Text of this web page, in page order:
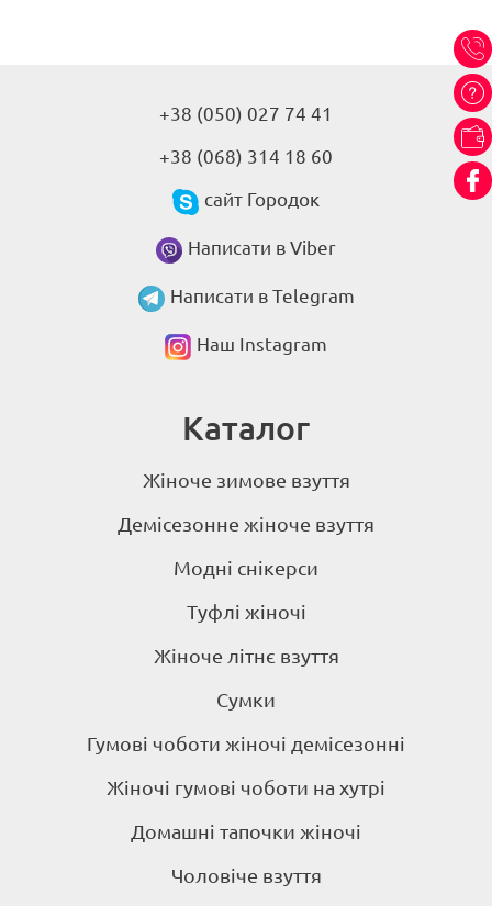
+38 (050) 027 74 41
+38 (068) 314 18 60
сайт Городок
Написати в Viber
Написати в Telegram
Наш Instagram
Каталог
Жіноче зимове взуття
Демісезонне жіноче взуття
Модні снікерси
Туфлі жіночі
Жіноче літнє взуття
Сумки
Гумові чоботи жіночі демісезонні
Жіночі гумові чоботи на хутрі
Домашні тапочки жіночі
Чоловіче взуття